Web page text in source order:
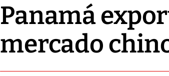
Panamá
mercado